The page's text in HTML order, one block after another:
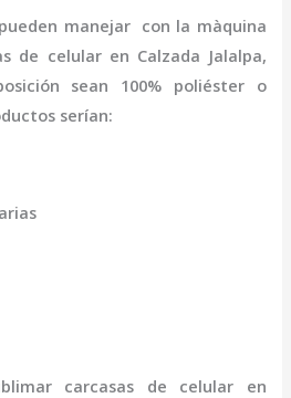
manejar con la màquina
de celular en Calzada Jalalpa,
sean 100% poliéster o
serían:
carcasas de celular
en